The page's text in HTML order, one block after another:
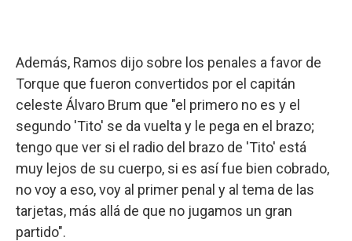
Además, Ramos dijo sobre los penales a favor de
Torque que fueron convertidos por el capitán
celeste Álvaro Brum que "el primero no es y el
segundo 'Tito' se da vuelta y le pega en el brazo;
tengo que ver si el radio del brazo de 'Tito' está
muy lejos de su cuerpo, si es así fue bien cobrado,
no voy a eso, voy al primer penal y al tema de las
tarjetas, más allá de que no jugamos un gran
partido".